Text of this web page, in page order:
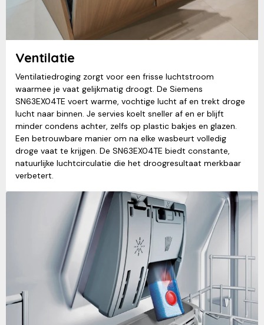
Ventilatie
Ventilatiedroging zorgt voor een frisse luchtstroom
waarmee je vaat gelijkmatig droogt. De Siemens
SN63EX04TE voert warme, vochtige lucht af en trekt droge
lucht naar binnen. Je servies koelt sneller af en er blijft
minder condens achter, zelfs op plastic bakjes en glazen.
Een betrouwbare manier om na elke wasbeurt volledig
droge vaat te krijgen. De SN63EX04TE biedt constante,
natuurlijke luchtcirculatie die het droogresultaat merkbaar
verbetert.